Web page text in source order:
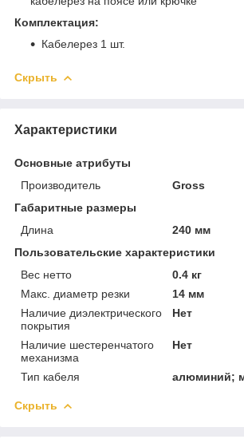
Комплектация:
Кабелерез 1 шт.
Скрыть
Характеристики
Основные атрибуты
Производитель
Gross
Габаритные размеры
Длина
240 мм
Пользовательские характеристики
Вес нетто
0.4 кг
Макс. диаметр резки
14 мм
Наличие диэлектрического
покрытия
Нет
Наличие шестеренчатого
механизма
Нет
Тип кабеля алюминий;
Скрыть